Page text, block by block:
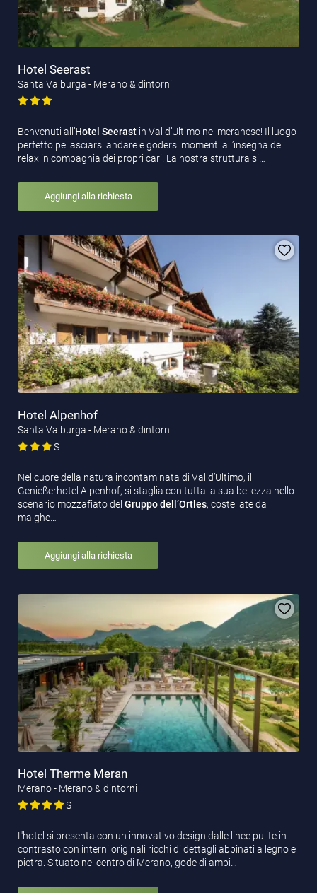
Hotel Seerast
Santa Valburga - Merano & dintorni
Benvenuti all’Hotel Seerast in Val d’Ultimo nel meranese! Il luogo
perfetto pe lasciarsi andare e godersi momenti all’insegna del
relax in compagnia dei propri cari. La nostra struttura si…
Aggiungi alla richiesta
Hotel Alpenhof
Santa Valburga - Merano & dintorni
S
Nel cuore della natura incontaminata di Val d’Ultimo, il
Genießerhotel Alpenhof, si staglia con tutta la sua bellezza nello
scenario mozzafiato del Gruppo dell’Ortles, costellate da
malghe…
Aggiungi alla richiesta
Hotel Therme Meran
Merano - Merano & dintorni
S
L'hotel si presenta con un innovativo design dalle linee pulite in
contrasto con interni originali ricchi di dettagli abbinati a legno e
pietra. Situato nel centro di Merano, gode di ampi…